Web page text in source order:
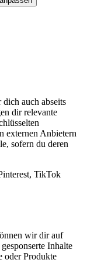
auch abseits
dir relevante
externen Anbietern
sofern du deren
TikTok
wir dir auf
Inhalte
oder Produkte